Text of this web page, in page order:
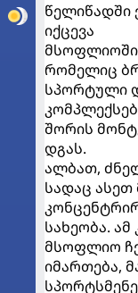
იქცევა
მსოფლიოში
რომელიც
სპორტული
შორის
დგას.
ალბათ,
სადაც
სახეობა.
მსოფლიო
იმართება,